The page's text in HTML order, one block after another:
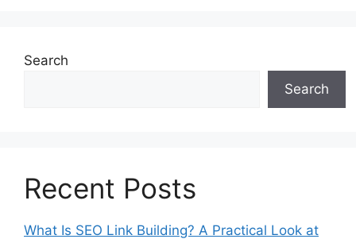
Search
Search
Recent Posts
What Is SEO Link Building? A Practical Look at